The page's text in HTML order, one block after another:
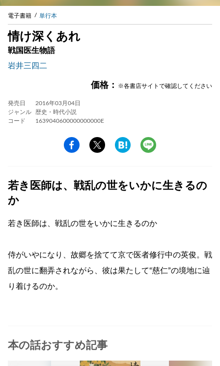
電子書籍 単行本
情け深くあれ
戦国医生物語
岩井三四二
価格： ※各書店サイトで確認してください
発売日
2016年03月04日
ジャンル
歴史・時代小説
コード
1639040600000000000E
若き医師は、戦乱の世をいかに生きるの
か
若き医師は、戦乱の世をいかに生きるのか
侍がいやになり、故郷を捨てて京で医者修行中の英俊。戦
乱の世に翻弄されながら、彼は果たして“慈仁”の境地に辿
り着けるのか。
本の話おすすめ記事